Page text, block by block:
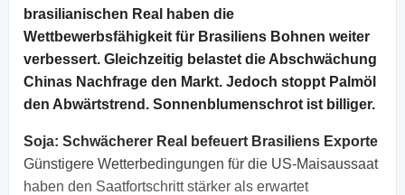
brasilianischen Real haben die
Wettbewerbsfähigkeit für Brasiliens Bohnen weiter
verbessert. Gleichzeitig belastet die Abschwächung
Chinas Nachfrage den Markt. Jedoch stoppt Palmöl
den Abwärtstrend. Sonnenblumenschrot ist billiger.
Soja: Schwächerer Real befeuert Brasiliens Exporte
Günstigere Wetterbedingungen für die US-Maisaussaat
haben den Saatfortschritt stärker als erwartet